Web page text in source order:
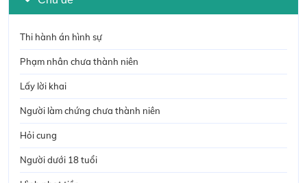
Thi hành án hình sự
Phạm nhân chưa thành niên
Lấy lời khai
Người làm chứng chưa thành niên
Hỏi cung
Người dưới 18 tuổi